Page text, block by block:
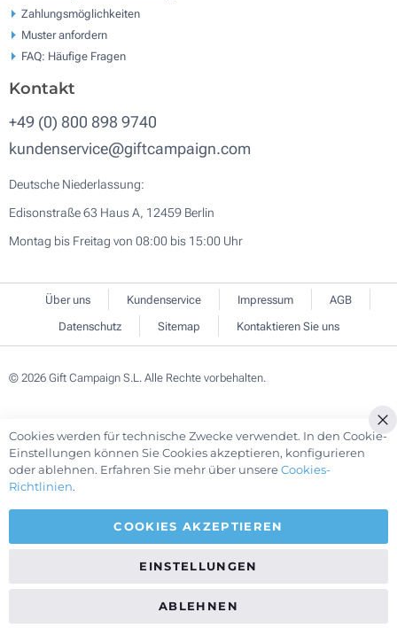
Zahlungsmöglichkeiten
Muster anfordern
FAQ: Häufige Fragen
Kontakt
+49 (0) 800 898 9740
kundenservice@giftcampaign.com
Deutsche Niederlassung:
Edisonstraße 63 Haus A, 12459 Berlin
Montag bis Freitag von 08:00 bis 15:00 Uhr
Über uns Kundenservice Impressum
AGB
Datenschutz
Sitemap Kontaktieren Sie uns
© 2026 Gift Campaign S.L. Alle Rechte vorbehalten.
Cookies werden für technische Zwecke verwendet. In den Cookie-
Einstellungen können Sie Cookies akzeptieren, konfigurieren
oder ablehnen. Erfahren Sie mehr über unsereCookies-
Richtlinien.
COOKIES AKZEPTIEREN
EINSTELLUNGEN
ABLEHNEN